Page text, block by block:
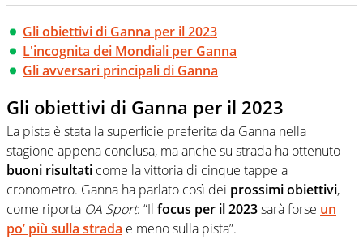
Gli obiettivi di Ganna per il 2023
L'incognita dei Mondiali per Ganna
Gli avversari principali di Ganna
Gli obiettivi di Ganna per il 2023
La pista è stata la superficie preferita da Ganna nella
stagione appena conclusa, ma anche su strada ha ottenuto
buoni risultati come la vittoria di cinque tappe a
cronometro. Ganna ha parlato così dei prossimi obiettivi,
come riporta OA Sport: “Il focus per il 2023sarà forse un
po’ più sulla strada e meno sulla pista”.